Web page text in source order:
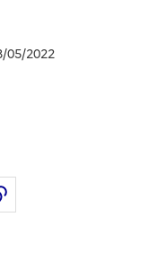
05/2022
Twitter)
par email